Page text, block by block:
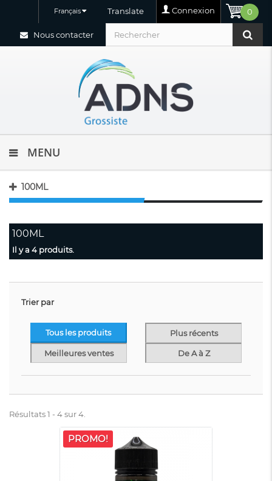
0
Connexion
Translate
Français
Nous contacter
MENU
100ML
100ML
Il y a 4 produits.
Trier par
Tous les produits Plus récents
Meilleures ventes De A à Z
Résultats 1 - 4 sur 4.
PROMO!